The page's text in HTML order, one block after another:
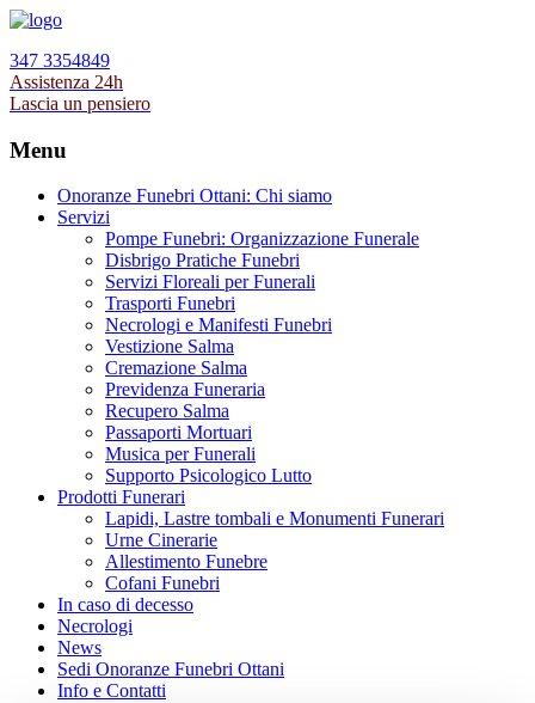
347 3354849
Assistenza 24h
Lascia un pensiero
Menu
Onoranze Funebri Ottani: Chi siamo
Servizi
Pompe Funebri: Organizzazione Funerale
Disbrigo Pratiche Funebri
Servizi Floreali per Funerali
Trasporti Funebri
Necrologi e Manifesti Funebri
Vestizione Salma
Cremazione Salma
Previdenza Funeraria
Recupero Salma
Passaporti Mortuari
Musica per Funerali
Supporto Psicologico Lutto
Prodotti Funerari
Lapidi, Lastre tombali e Monumenti Funerari
Urne Cinerarie
Allestimento Funebre
Cofani Funebri
In caso di decesso
Necrologi
News
Sedi Onoranze Funebri Ottani
Info e Contatti